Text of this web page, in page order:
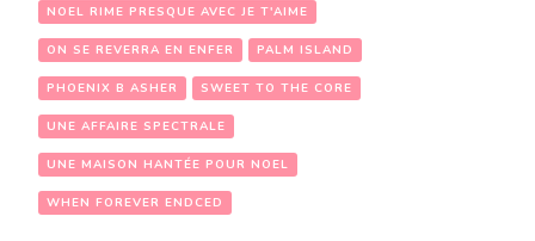
NOEL RIME PRESQUE AVEC JE T'AIME
ON SE REVERRA EN ENFER PALM ISLAND
PHOENIX B ASHER SWEET TO THE CORE
UNE AFFAIRE SPECTRALE
UNE MAISON HANTÉE POUR NOEL
WHEN FOREVER ENDCED